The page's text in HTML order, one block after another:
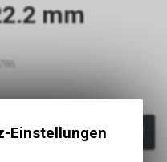
mm
Einstellungen